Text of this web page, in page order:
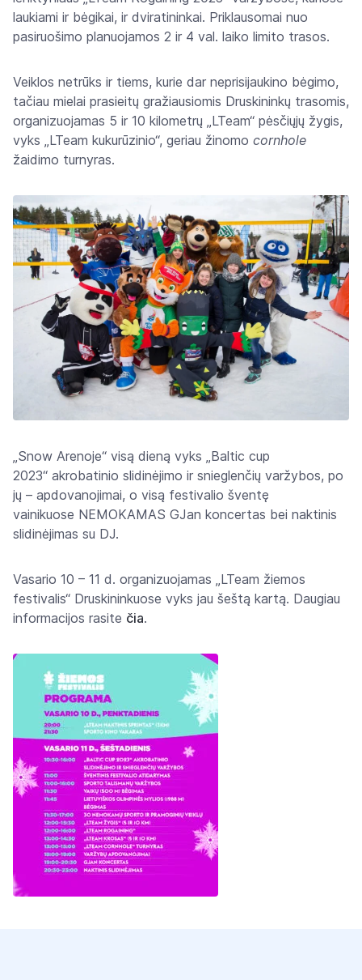
laukiami ir bėgikai, ir dviratininkai. Priklausomai nuo
pasiruošimo planuojamos 2 ir 4 val. laiko limito trasos.
Veiklos netrūks ir tiems, kurie dar neprisijaukino bėgimo,
tačiau mielai prasieitų gražiausiomis Druskininkų trasomis,
organizuojamas 5 ir 10 kilometrų „LTeam“ pėsčiųjų žygis,
vyks „LTeam kukurūzinio“, geriau žinomo cornhole
žaidimo turnyras.
„Snow Arenoje“ visą dieną vyks „Baltic cup
2023“ akrobatinio slidinėjimo ir snieglenčių varžybos, po
jų – apdovanojimai, o visą festivalio šventę
vainikuose NEMOKAMAS GJan koncertas bei naktinis
slidinėjimas su DJ.
Vasario 10 – 11 d. organizuojamas „LTeam žiemos
festivalis“ Druskininkuose vyks jau šeštą kartą. Daugiau
informacijos rasite čia.